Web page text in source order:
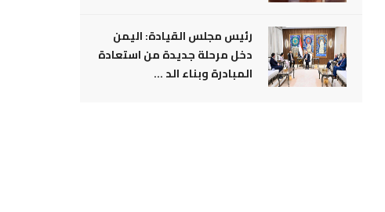
رئيس مجلس القيادة: اليمن
دخل مرحلة جديدة من استعادة
المبادرة وبناء الد ...